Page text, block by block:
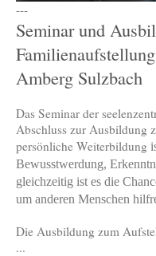
---
Seminar und
Amberg Sulzbach
Das Seminar der
Abschluss zur Ausbildung
persönliche Weiterbildung
Bewusstwerdung,
gleichzeitig ist es die
um anderen Menschen
Die Ausbildung zum
...